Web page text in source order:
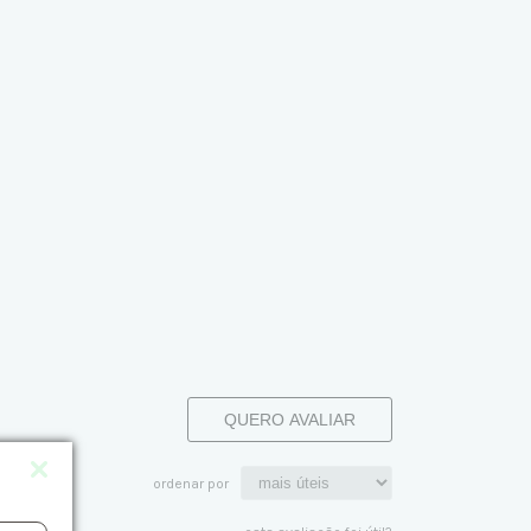
QUERO AVALIAR
ordenar por